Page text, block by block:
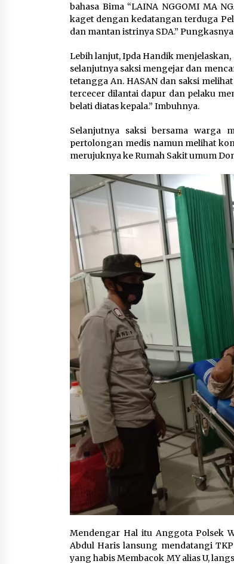
bahasa Bima “LAINA NGGOMI MA
kaget dengan kedatangan terduga
dan mantan istrinya SDA.”
Lebih lanjut, Ipda Handik menjelaskan,
selanjutnya saksi mengejar dan
tetangga An. HASAN dan saksi
tercecer dilantai dapur dan pelaku
belati diatas kepala.” Imbuhnya.
Selanjutnya saksi bersama warga
pertolongan medis namun melihat
merujuknya ke Rumah Sakit umum
Mendengar Hal itu Anggota Polsek
Abdul Haris lansung mendatangi
yang habis Membacok MY alias U,